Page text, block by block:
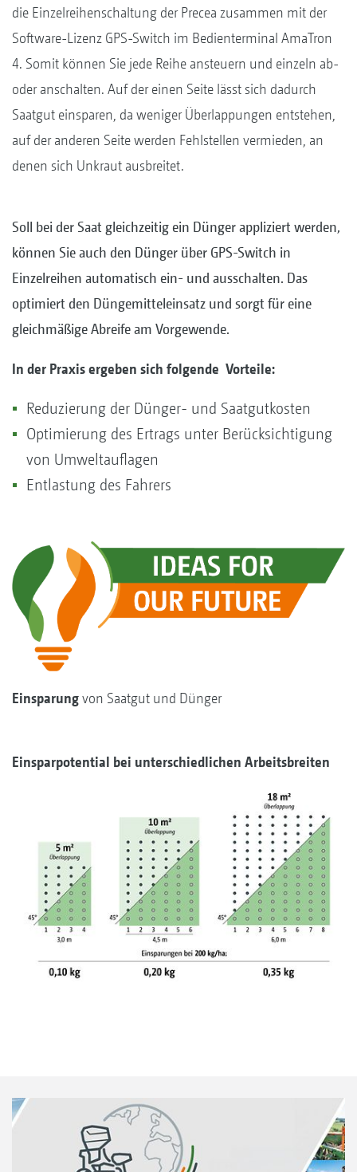
die Einzelreihenschaltung der Precea zusammen mit der
Software-Lizenz GPS-Switch im Bedienterminal AmaTron
4. Somit können Sie jede Reihe ansteuern und einzeln ab-
oder anschalten. Auf der einen Seite lässt sich dadurch
Saatgut einsparen, da weniger Überlappungen entstehen,
auf der anderen Seite werden Fehlstellen vermieden, an
denen sich Unkraut ausbreitet.
Soll bei der Saat gleichzeitig ein Dünger appliziert werden,
können Sie auch den Dünger über GPS-Switch in
Einzelreihen automatisch ein- und ausschalten. Das
optimiert den Düngemitteleinsatz und sorgt für eine
gleichmäßige Abreife am Vorgewende.
In der Praxis ergeben sich folgende Vorteile:
Reduzierung der Dünger- und Saatgutkosten
Optimierung des Ertrags unter Berücksichtigung
von Umweltauflagen
Entlastung des Fahrers
Einsparungvon Saatgut und Dünger
Einsparpotential bei unterschiedlichen Arbeitsbreiten